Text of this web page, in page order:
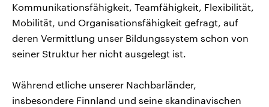
Kommunikationsfähigkeit, Teamfähigkeit, Flexibilität,
Mobilität, und Organisationsfähigkeit gefragt, auf
deren Vermittlung unser Bildungssystem schon von
seiner Struktur her nicht ausgelegt ist.
Während etliche unserer Nachbarländer,
insbesondere Finnland und seine skandinavischen